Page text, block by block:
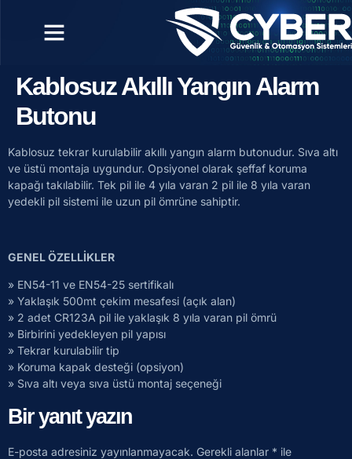
Kablosuz Akıllı Yangın Alarm
Butonu
Kablosuz tekrar kurulabilir akıllı yangın alarm butonudur. Sıva altı
ve üstü montaja uygundur. Opsiyonel olarak şeffaf koruma
kapağı takılabilir. Tek pil ile 4 yıla varan 2 pil ile 8 yıla varan
yedekli pil sistemi ile uzun pil ömrüne sahiptir.
GENEL ÖZELLİKLER
» EN54-11 ve EN54-25 sertifikalı
» Yaklaşık 500mt çekim mesafesi (açık alan)
» 2 adet CR123A pil ile yaklaşık 8 yıla varan pil ömrü
» Birbirini yedekleyen pil yapısı
» Tekrar kurulabilir tip
» Koruma kapak desteği (opsiyon)
» Sıva altı veya sıva üstü montaj seçeneği
Bir yanıt yazın
E-posta adresiniz yayınlanmayacak. Gerekli alanlar * ile